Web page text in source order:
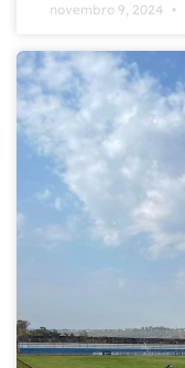
novembro 9, 2024